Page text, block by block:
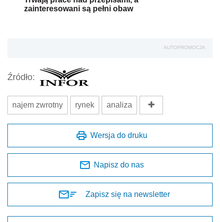
zainteresowani są pełni obaw
AUTOPROMOCJA
Źródło:
najem zwrotny rynek analiza
Wersja do druku
Napisz do nas
Zapisz się na newsletter